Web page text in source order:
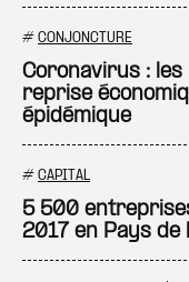
# CONJONCTURE
Coronavirus :
reprise
épidémique
# CAPITAL
5 500
2017 en Pays de